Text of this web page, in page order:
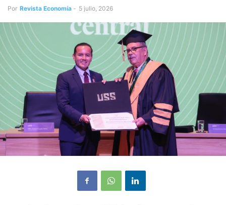
Por Revista Economía - 5 julio, 2026